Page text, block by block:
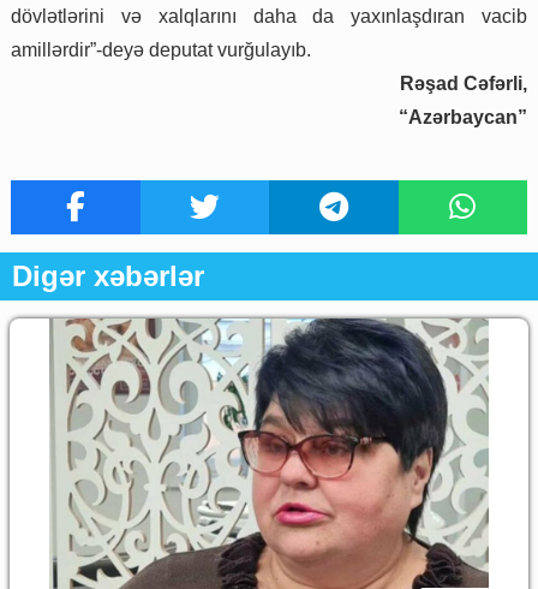
dövlətlərini və xalqlarını daha da yaxınlaşdıran vacib
amillərdir”-deyə deputat vurğulayıb.
Rəşad Cəfərli,
“Azərbaycan”
Digər xəbərlər